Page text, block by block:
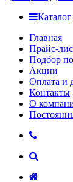
Каталог
Главная
Прайс-
Подбор
Акции
Оплата и
Контакты
О